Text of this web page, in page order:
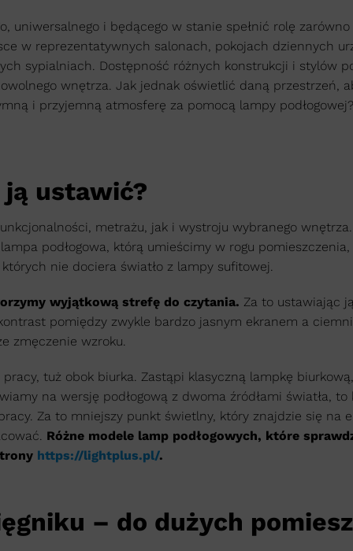
uniwersalnego i będącego w stanie spełnić rolę
w reprezentatywnych salonach, pokojach dziennych
sypialniach. Dostępność różnych konstrukcji i stylów
wnętrza. Jak jednak oświetlić daną przestrzeń,
i przyjemną atmosferę za pomocą lampy
ją ustawić?
metrażu, jak i wystroju wybranego
podłogowa, którą umieścimy w rogu
nie dociera światło z lampy sufitowej.
wyjątkową strefę do czytania. Za to ustawiając
pomiędzy zwykle bardzo jasnym ekranem a
zmęczenie wzroku.
tuż obok biurka. Zastąpi klasyczną lampkę
na wersję podłogową z dwoma źródłami światła, to
Za to mniejszy punkt świetlny, który znajdzie się na
Różne modele lamp podłogowych, które
https://lightplus.pl/.
– do dużych